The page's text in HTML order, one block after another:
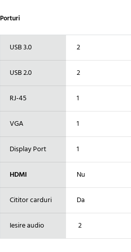
Porturi
USB 3.0 2
USB 2.0 2
RJ-45 1
VGA 1
Display Port 1
HDMI Nu
Cititor carduri Da
Iesire audio 2